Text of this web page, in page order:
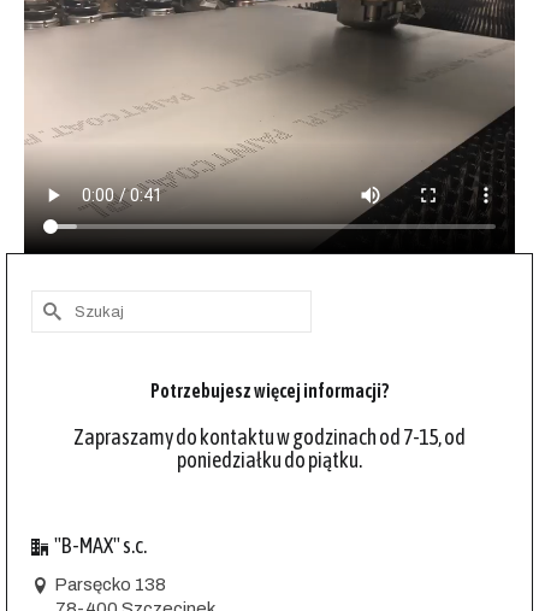
Szuklaj
Potrzebujesz więcej informacji?
Zapraszamy do kontaktu w godzinach od 7-15, od
poniedziałku do piątku.
"B-MAX" s.c.
Parsęcko 138